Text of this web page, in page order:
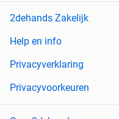
2dehands Zakelijk
Help en info
Privacyverklaring
Privacyvoorkeuren